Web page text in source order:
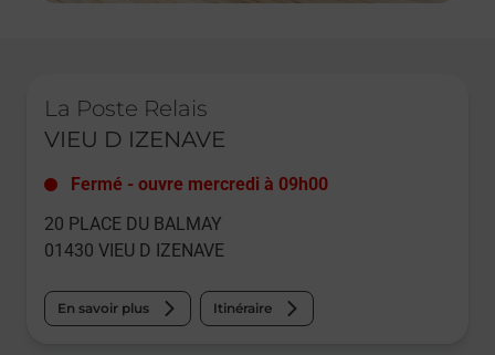
La Poste Relais
VIEU D IZENAVE
Fermé - ouvre mercredi à 09h00
20 PLACE DU BALMAY
01430 VIEU D IZENAVE
En savoir plus Itinéraire